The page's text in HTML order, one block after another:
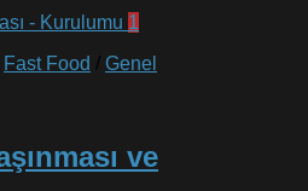
1
Fast Food / Genel
ve